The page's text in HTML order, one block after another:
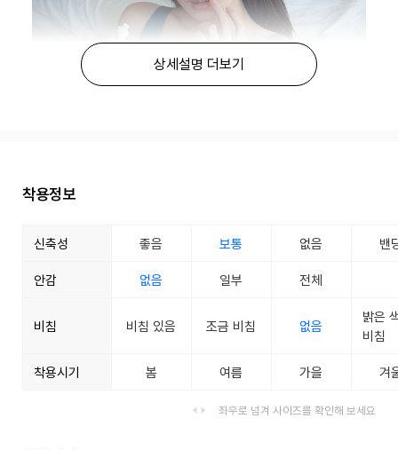
상세설명 더보기
착용정보
신축성 좋음 보통 없음 밴
안감 없음 일부 전체
비침 비침 있음 조금 비침 없음
밝은
비침
착용시기 봄 여름 가을 겨
좌우로 넘겨 사이즈를 확인해 보세요